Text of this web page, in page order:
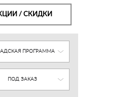
/ СКИДКИ
ПРОГРАММА
ПОД ЗАКАЗ